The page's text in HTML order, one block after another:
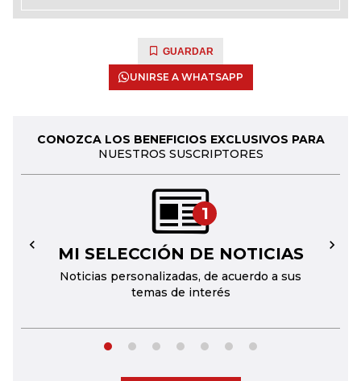
GUARDAR
UNIRSE A WHATSAPP
CONOZCA LOS BENEFICIOS EXCLUSIVOS PARA
NUESTROS SUSCRIPTORES
1
MI SELECCIÓN DE NOTICIAS
Noticias personalizadas, de acuerdo a sus
temas de interés
← →